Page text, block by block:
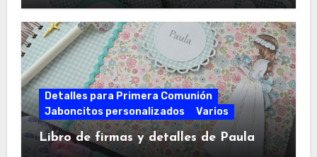
Detalles para Primera Comunión
Jaboncitos personalizados
Varios
Libro de firmas y detalles de Paula